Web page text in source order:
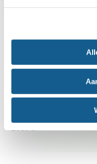
Voedingswaarden
Koolhydraten
Vezels